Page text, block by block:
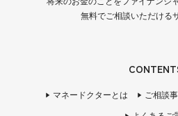
無料でご相談いただける
マネードクターとは ご相談